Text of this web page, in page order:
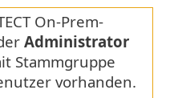
On-Prem-
Administrator
Stammgruppe
vorhanden.